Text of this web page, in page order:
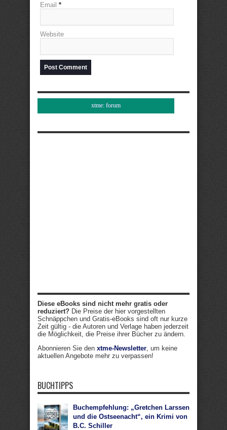
Email *
Website
xtme: forum
Diese eBooks sind nicht mehr gratis oder
reduziert? Die Preise der hier vorgestellten
Schnäppchen und Gratis-eBooks sind oft nur kurze
Zeit gültig - die Autoren und Verlage haben jederzeit
die Möglichkeit, die Preise ihrer Bücher zu ändern.
Abonnieren Sie den xtme-Newsletter, um keine
aktuellen Angebote mehr zu verpassen!
BUCHTIPPS
Buchempfehlung: „Gretchen Larssen
und die Ostseenacht“, ein Krimi von
B.C. Schiller